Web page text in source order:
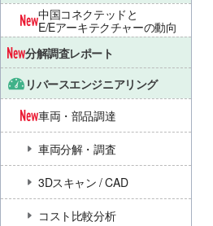
中国コネクテッドと
E/Eアーキテクチャーの動向
分解調査レポート
リバースエンジニアリング
車両・部品調達
車両分解・調査
3Dスキャン / CAD
コスト比較分析